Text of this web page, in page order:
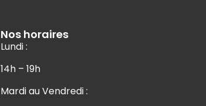
Nos horaires
Lundi :
14h – 19h
Mardi au Vendredi :